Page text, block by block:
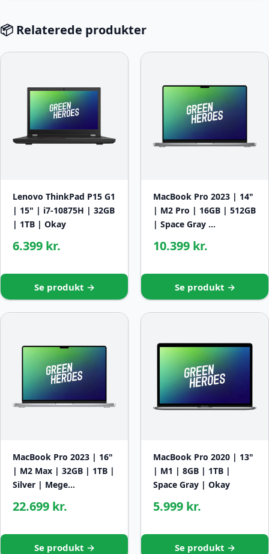
📦 Relaterede produkter
Lenovo ThinkPad P15 G1
| 15" | i7-10875H | 32GB
| 1TB | Okay
6.399 kr.
Se produkt →
MacBook Pro 2023 | 14"
| M2 Pro | 16GB | 512GB
| Space Gray …
10.399 kr.
Se produkt →
MacBook Pro 2023 | 16"
| M2 Max | 32GB | 1TB |
Silver | Mege…
22.699 kr.
Se produkt →
MacBook Pro 2020 | 13"
| M1 | 8GB | 1TB |
Space Gray | Okay
5.999 kr.
Se produkt →